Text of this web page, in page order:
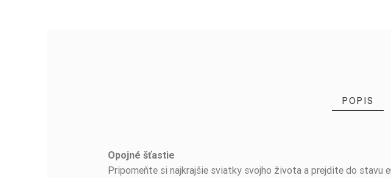
POPIS
Opojné šťastie
Pripomeňte si najkrajšie sviatky svojho života a prejdite do stavu
BUĎTE PRVÝ, KTO NAPÍŠE RECENZIU!